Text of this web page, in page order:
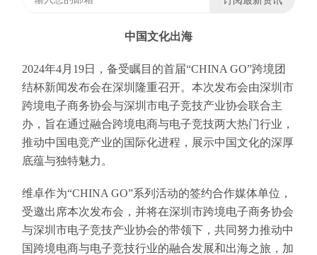
中国文化出海
2024年4月19日，备受瞩目的首届“CHINA GO”跨境团
结杯新闻发布会在深圳隆重召开。本次发布会由深圳市
跨境电子商务协会与深圳市电子竞技产业协会联合主
办，旨在通过融合跨境电商与电子竞技两大热门行业，
推动中国电竞产业的国际化进程，展示中国文化的深厚
底蕴与独特魅力。
维卓作为“CHINA GO”系列活动的签约合作媒体单位，
受邀出席本次发布会，并将在深圳市跨境电子商务协会
与深圳市电子竞技产业协会的带领下，共同努力推动中
国跨境电商与电子竞技行业的融合发展和出海之旅，加